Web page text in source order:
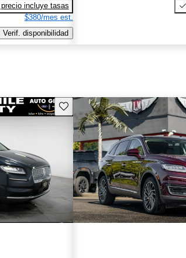
precio incluye tasas
$380/mes est.
Verif. disponibilidad
Guarda este Aviso